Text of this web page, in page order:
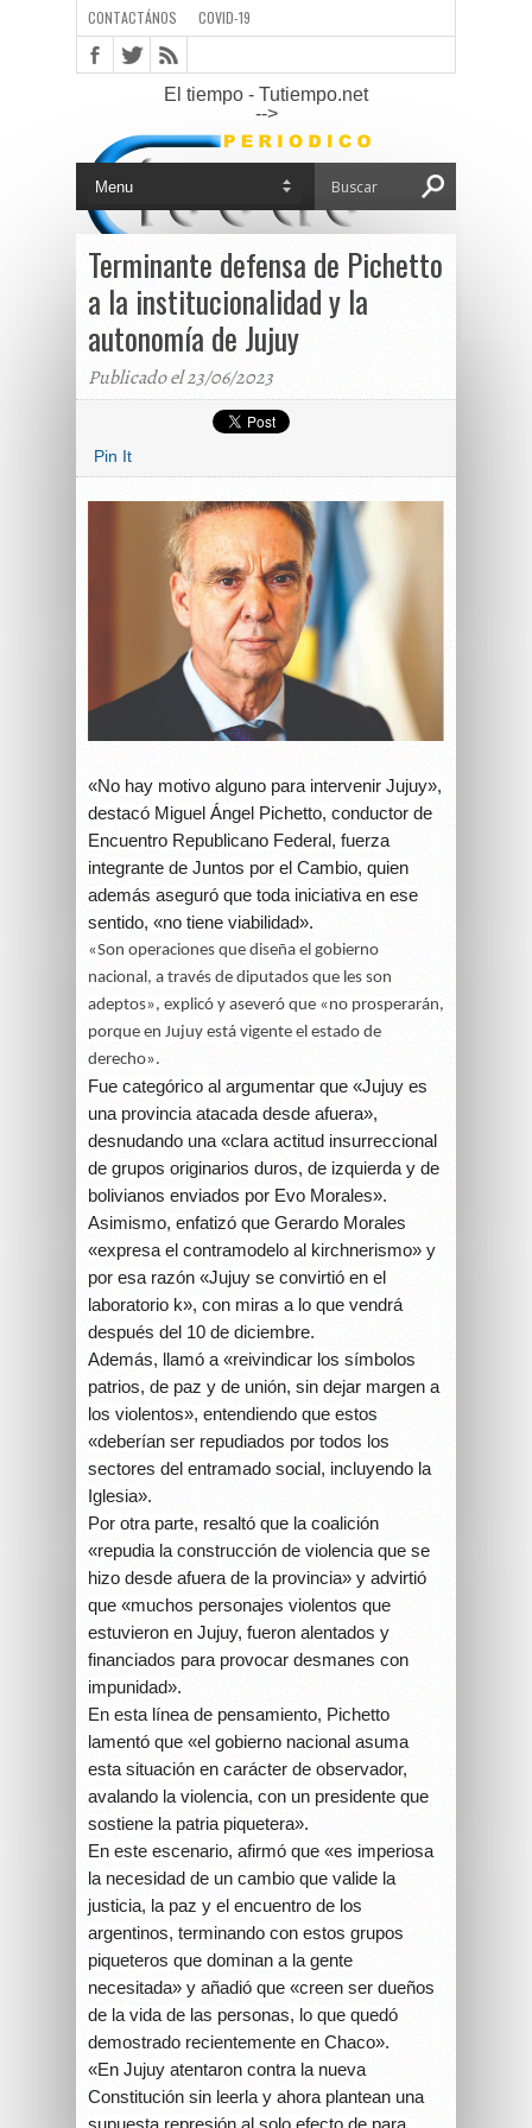
CONTACTÁNOS COVID-19
El tiempo - Tutiempo.net
-->
Terminante defensa de Pichetto
a la institucionalidad y la
autonomía de Jujuy
Publicado el 23/06/2023
Pin It
«No hay motivo alguno para intervenir Jujuy»,
destacó Miguel Ángel Pichetto, conductor de
Encuentro Republicano Federal, fuerza
integrante de Juntos por el Cambio, quien
además aseguró que toda iniciativa en ese
sentido, «no tiene viabilidad».
«Son operaciones que diseña el gobierno
nacional, a través de diputados que les son
adeptos», explicó y aseveró que «no prosperarán,
porque en Jujuy está vigente el estado de
derecho».
Fue categórico al argumentar que «Jujuy es
una provincia atacada desde afuera»,
desnudando una «clara actitud insurreccional
de grupos originarios duros, de izquierda y de
bolivianos enviados por Evo Morales».
Asimismo, enfatizó que Gerardo Morales
«expresa el contramodelo al kirchnerismo» y
por esa razón «Jujuy se convirtió en el
laboratorio k», con miras a lo que vendrá
después del 10 de diciembre.
Además, llamó a «reivindicar los símbolos
patrios, de paz y de unión, sin dejar margen a
los violentos», entendiendo que estos
«deberían ser repudiados por todos los
sectores del entramado social, incluyendo la
Iglesia».
Por otra parte, resaltó que la coalición
«repudia la construcción de violencia que se
hizo desde afuera de la provincia» y advirtió
que «muchos personajes violentos que
estuvieron en Jujuy, fueron alentados y
financiados para provocar desmanes con
impunidad».
En esta línea de pensamiento, Pichetto
lamentó que «el gobierno nacional asuma
esta situación en carácter de observador,
avalando la violencia, con un presidente que
sostiene la patria piquetera».
En este escenario, afirmó que «es imperiosa
la necesidad de un cambio que valide la
justicia, la paz y el encuentro de los
argentinos, terminando con estos grupos
piqueteros que dominan a la gente
necesitada» y añadió que «creen ser dueños
de la vida de las personas, lo que quedó
demostrado recientemente en Chaco».
«En Jujuy atentaron contra la nueva
Constitución sin leerla y ahora plantean una